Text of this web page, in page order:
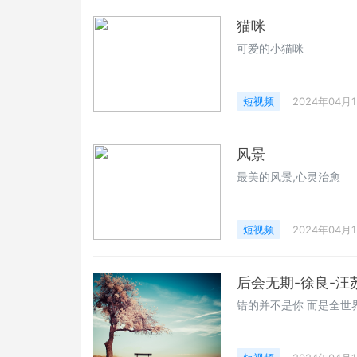
猫咪
可爱的小猫咪
短视频 2024年04月
风景
最美的风景,心灵治愈
短视频 2024年04月
后会无期-徐良-汪
错的并不是你 而是全世